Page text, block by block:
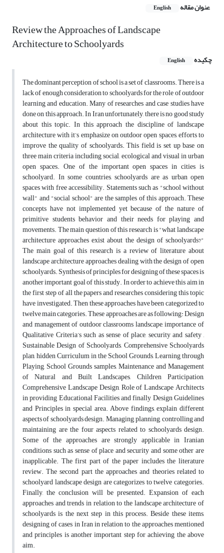
عنوان مقاله English
Review the Approaches of Landscape
Architecture to Schoolyards
چکیده English
The dominant perception of school is a set of classrooms. There is a
lack of enough consideration to schoolyards for the role of outdoor
learning and education. Many of researches and case studies have
done on this approach. In Iran unfortunately, there is no good study
about this topic. In this approach the discipline of landscape
architecture with it’s emphasize on outdoor open spaces, efforts to
improve the quality of schoolyards. This field is set up base on
three main criteria including social, ecological and visual in urban
open spaces. One of the important open spaces in cities is
schoolyard. In some countries, schoolyards are as urban open
spaces with free accessibility. Statements such as "school without
wall" and "social school" are the samples of this approach. These
concepts have not implemented yet because of the nature of
primitive students behavior and their needs for playing and
movements. The main question of this research is "what landscape
architecture approaches exist about the design of schoolyards?"
The main goal of this research is a review of literature about
landscape architecture approaches dealing with the design of open
schoolyards. Synthesis of principles for designing of these spaces is
another important goal of this study. In order to achieve this aim in
the first step of all the papers and researches considering this topic
have investigated. Then these approaches have been categorized to
twelve main categories. These approaches are as following: Design
and management of outdoor classrooms landscape, importance of
Qualitative Criteria’s such as sense of place, security and safety ,
Sustainable Design of Schoolyards, Comprehensive Schoolyards
plan, hidden Curriculum in the School Grounds, Learning through
Playing, School Grounds samples, Maintenance and Management
of Natural and Built Landscapes, Children Participation,
Comprehensive Landscape Design, Role of Landscape Architects
in providing Educational Facilities and finally Design Guidelines
and Principles in special area. Above findings, explain different
aspects of schoolyards design. Managing, planning, controlling and
maintaining are the four aspects related to schoolyards design.
Some of the approaches are strongly applicable in Iranian
conditions such as sense of place and security and some other are
inapplicable. The first part of the paper includes the literature
review. The second part the approaches and theories related to
schoolyard landscape design are categorizes to twelve categories.
Finally, the conclusion will be presented. Expansion of each
approaches and trends in relation to the landscape architecture of
schoolyards is the next step in this process. Beside these items,
designing of cases in Iran in relation to the approaches mentioned
and principles is another important step for achieving the above
aim.